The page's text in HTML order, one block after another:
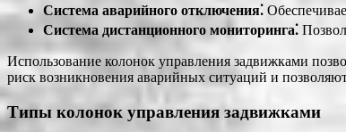
Система аварийного отключения⁚
Система дистанционного мониторинга⁚
Использование колонок управления задвижками
риск возникновения аварийных ситуаций и
Типы колонок управления задвижками